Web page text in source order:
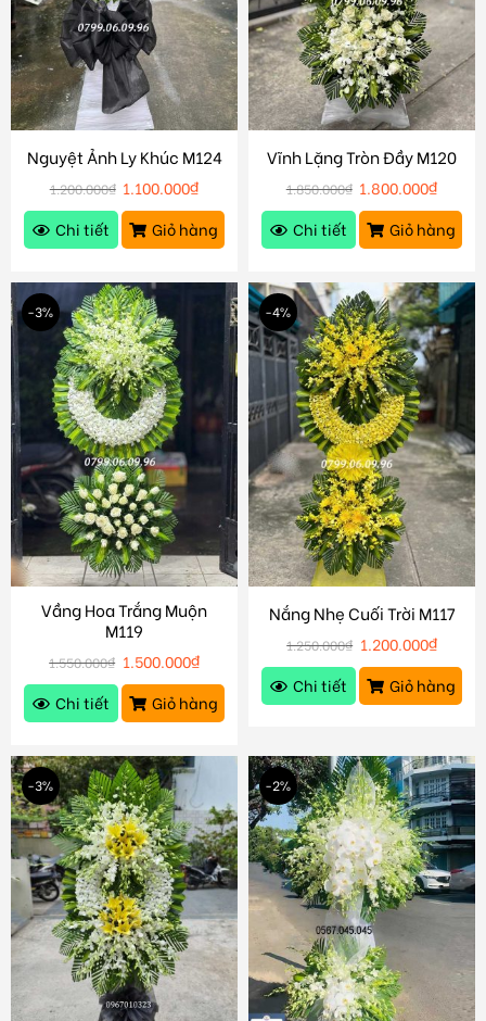
Nguyệt Ảnh Ly Khúc M124
1.200.000₫ 1.100.000₫
Chi tiết
Giỏ hàng
Vĩnh Lặng Tròn Đầy M120
1.850.000₫ 1.800.000₫
Chi tiết
Giỏ hàng
-3%
Vầng Hoa Trắng Muộn
M119
1.550.000₫ 1.500.000₫
Chi tiết
Giỏ hàng
-4%
Nắng Nhẹ Cuối Trời M117
1.250.000₫ 1.200.000₫
Chi tiết
Giỏ hàng
-3% -2%